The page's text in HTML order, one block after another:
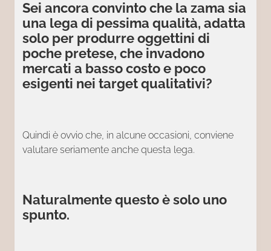
Sei ancora convinto che la zama sia
una lega di pessima qualità, adatta
solo per produrre oggettini di
poche pretese, che invadono
mercati a basso costo e poco
esigenti nei target qualitativi?
Quindi è ovvio che, in alcune occasioni, conviene
valutare seriamente anche questa lega.
Naturalmente questo è solo uno
spunto.